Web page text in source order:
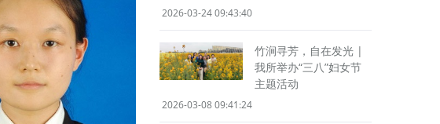
2026-03-24 09:43:40
竹涧寻芳，自在发光 |
我所举办“三八”妇女节
主题活动
2026-03-08 09:41:24